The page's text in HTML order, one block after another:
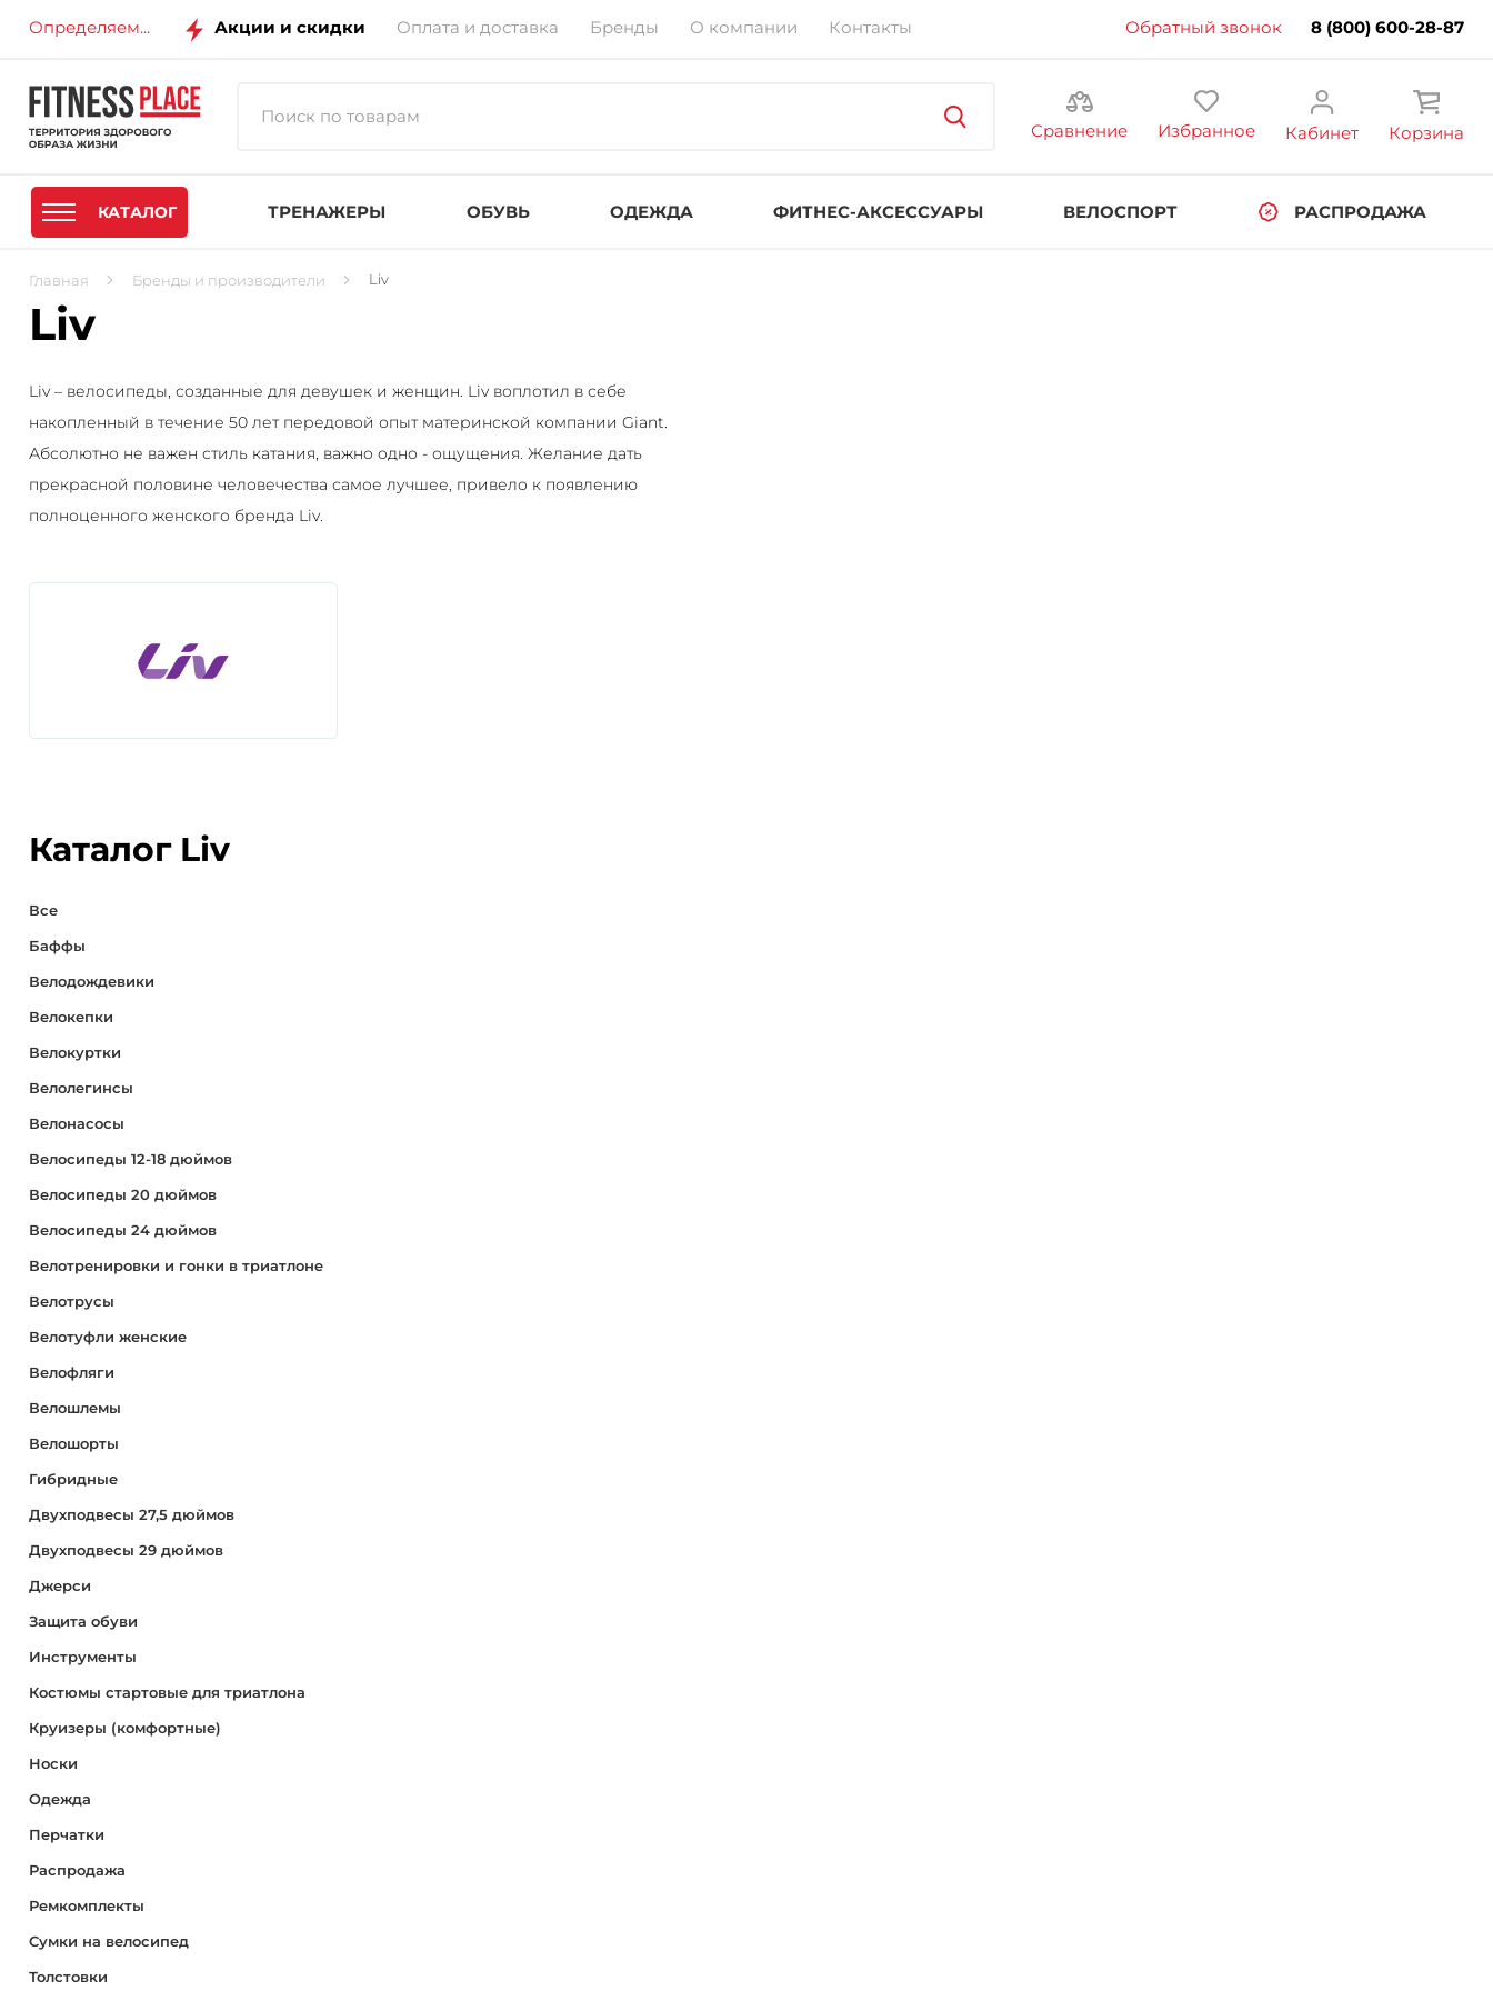
Определяем... Акции и скидки Оплата и доставка Бренды О компании Контакты Обратный звонок 8 (800) 600-28-87
Сравнение Избранное Кабинет Корзина
КАТАЛОГ ТРЕНАЖЕРЫ ОБУВЬ ОДЕЖДА ФИТНЕС-АКСЕССУАРЫ ВЕЛОСПОРТ РАСПРОДАЖА
Главная Бренды и производители Liv
Liv
Liv – велосипеды, созданные для девушек и женщин. Liv воплотил в себе
накопленный в течение 50 лет передовой опыт материнской компании Giant.
Абсолютно не важен стиль катания, важно одно - ощущения. Желание дать
прекрасной половине человечества самое лучшее, привело к появлению
полноценного женского бренда Liv.
Каталог Liv
Все
Баффы
Велодождевики
Велокепки
Велокуртки
Велолегинсы
Велонасосы
Велосипеды 12-18 дюймов
Велосипеды 20 дюймов
Велосипеды 24 дюймов
Велотренировки и гонки в триатлоне
Велотрусы
Велотуфли женские
Велофляги
Велошлемы
Велошорты
Гибридные
Двухподвесы 27,5 дюймов
Двухподвесы 29 дюймов
Джерси
Защита обуви
Инструменты
Костюмы стартовые для триатлона
Круизеры (комфортные)
Носки
Одежда
Перчатки
Распродажа
Ремкомплекты
Сумки на велосипед
Толстовки